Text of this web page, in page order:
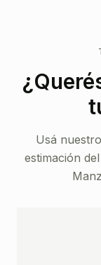
Usá
estimación